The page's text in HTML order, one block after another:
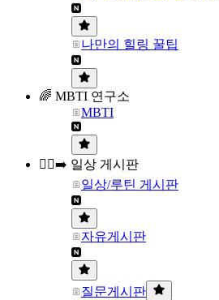
나만의 힐링 꿀팁
🌈 MBTI 연구소
MBTI
🏃‍♀️‍➡️ 일상 게시판
일상/루틴 게시판
자유게시판
질문게시판